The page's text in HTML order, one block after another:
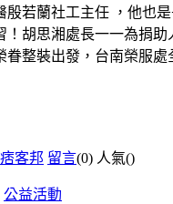
殷若蘭社工主任 ，他也
！胡思湘處長一一為捐
眷整裝出發，台南榮服
痞客邦 留言(0) 人氣()
公益活動